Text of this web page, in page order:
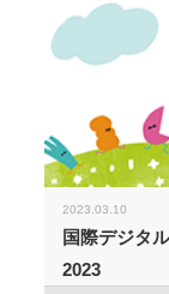
2023.03.10
国際デジタ
2023